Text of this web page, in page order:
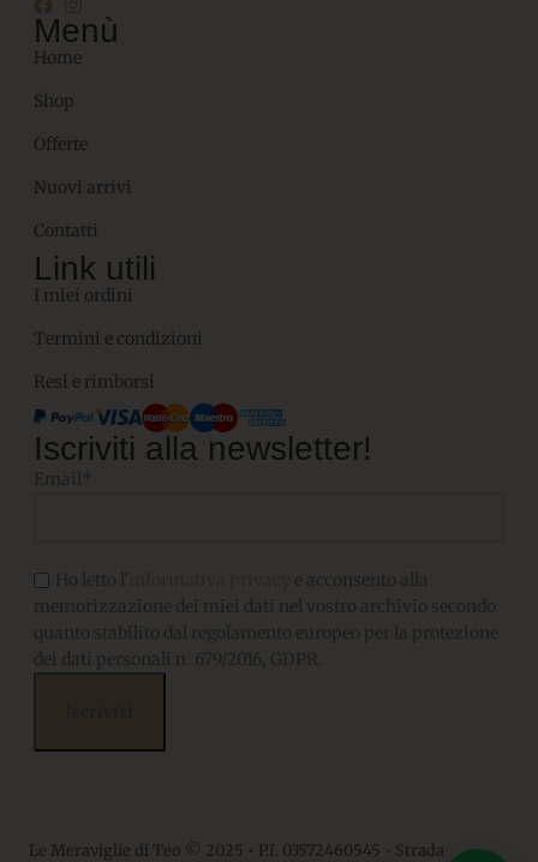
Menù
Home
Shop
Offerte
Nuovi arrivi
Contatti
Link utili
I miei ordini
Termini e condizioni
Resi e rimborsi
Iscriviti alla newsletter!
Le Meraviglie di Teo © 2025 • P.I. 03572460545 • Strada